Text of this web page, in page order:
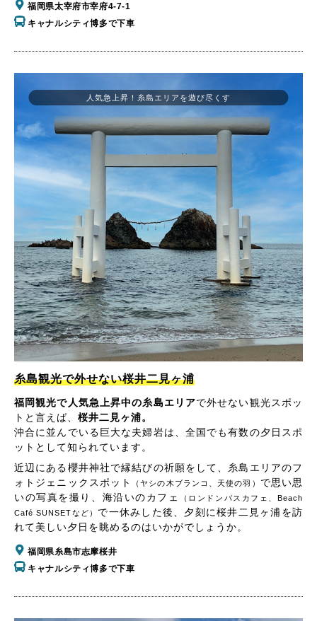
福岡県太宰府市宰府4-7-1
キャナルシティ博多で下車
人気急上昇！糸島エリアを遊び尽くす
糸島観光で外せない桜井二見ヶ浦
福岡観光で人気急上昇中の糸島エリアで外せない観光スポッ
トと言えば、 桜井二見ヶ浦。
沖合に並んでいる巨大な夫婦岩は、全国でも有数の夕日スポ
ットとして知られています。
近辺にある櫻井神社で縁結びの祈願をして、糸島エリアのフ
ォトジェニックスポット
（ヤシの木ブランコ、天使の羽）
で思い思
いの写真を撮り、海沿いのカフェ
（ロンドンバスカフェ、Beach
Café SUNSETなど） で一休みした後、夕刻に桜井二見ヶ浦を訪
れて美しい夕日を眺めるのはいかがでしょうか。
福岡県糸島市志摩桜井
キャナルシティ博多で下車